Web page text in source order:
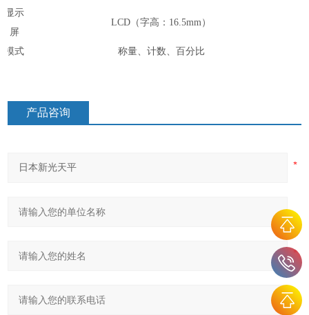
显示
屏
LCD（字高：16.5mm）
模式 称量、计数、百分比
产品咨询